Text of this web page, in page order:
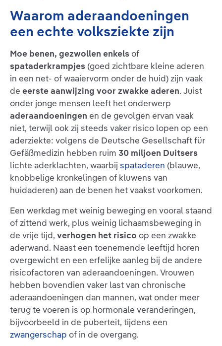
Waarom aderaandoeningen
een echte volksziekte zijn
Moe benen, gezwollen enkels of
spataderkrampjes (goed zichtbare kleine aderen
in een net- of waaiervorm onder de huid) zijn vaak
de eerste aanwijzing voor zwakke aderen. Juist
onder jonge mensen leeft het onderwerp
aderaandoeningen en de gevolgen ervan vaak
niet, terwijl ook zij steeds vaker risico lopen op een
aderziekte: volgens de Deutsche Gesellschaft für
Gefäßmedizin hebben ruim 30 miljoen Duitsers
lichte aderklachten, waarbij spataderen (blauwe,
knobbelige kronkelingen of kluwens van
huidaderen) aan de benen het vaakst voorkomen.
Een werkdag met weinig beweging en vooral staand
of zittend werk, plus weinig lichaamsbeweging in
de vrije tijd, verhogen het risico op een zwakke
aderwand. Naast een toenemende leeftijd horen
overgewicht en een erfelijke aanleg bij de andere
risicofactoren van aderaandoeningen. Vrouwen
hebben bovendien vaker last van chronische
aderaandoeningen dan mannen, wat onder meer
terug te voeren is op hormonale veranderingen,
bijvoorbeeld in de puberteit, tijdens een
zwangerschap of in de overgang.